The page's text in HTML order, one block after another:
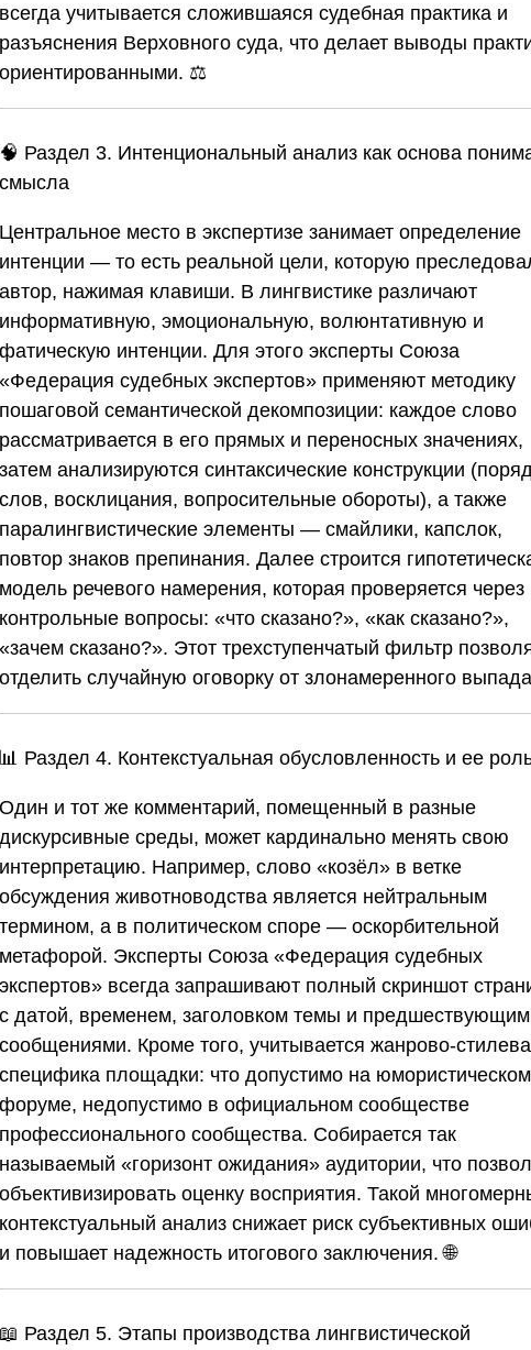
всегда учитывается сложившаяся судебная практика и
разъяснения Верховного суда, что делает выводы
ориентированными. ⚖️
🧠 Раздел 3. Интенциональный анализ как основа
смысла
Центральное место в экспертизе занимает определение
интенции — то есть реальной цели, которую
автор, нажимая клавиши. В лингвистике различают
информативную, эмоциональную, волюнтативную и
фатическую интенции. Для этого эксперты Союза
«Федерация судебных экспертов» применяют методику
пошаговой семантической декомпозиции: каждое слово
рассматривается в его прямых и переносных значениях,
затем анализируются синтаксические конструкции
слов, восклицания, вопросительные обороты), а также
паралингвистические элементы — смайлики, капслок,
повтор знаков препинания. Далее строится
модель речевого намерения, которая проверяется через
контрольные вопросы: «что сказано?», «как сказано?»,
«зачем сказано?». Этот трехступенчатый фильтр
отделить случайную оговорку от злонамеренного
📊 Раздел 4. Контекстуальная обусловленность и ее
Один и тот же комментарий, помещенный в разные
дискурсивные среды, может кардинально менять свою
интерпретацию. Например, слово «козёл» в ветке
обсуждения животноводства является нейтральным
термином, а в политическом споре — оскорбительной
метафорой. Эксперты Союза «Федерация судебных
экспертов» всегда запрашивают полный скриншот
с датой, временем, заголовком темы и
сообщениями. Кроме того, учитывается жанрово-
специфика площадки: что допустимо на юмористическом
форуме, недопустимо в официальном сообществе
профессионального сообщества. Собирается так
называемый «горизонт ожидания» аудитории, что
объективизировать оценку восприятия. Такой
контекстуальный анализ снижает риск субъективных
и повышает надежность итогового заключения. 🌐
📖 Раздел 5. Этапы производства лингвистической